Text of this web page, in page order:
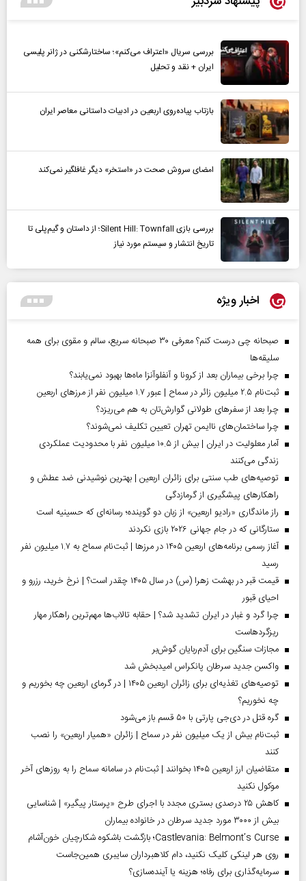
بررسی سریال «اعتراف می‌کنم»؛ ساختارشکنی در ژانر پلیسی
ایران + نقد و تحلیل
بازتاب پیاده‌روی اربعین در ادبیات داستانی معاصر ایران
امضای سروش صحت در «استخر» دیگر غافلگیر نمی‌کند
بررسی بازی Silent Hill: Townfall؛ از داستان و گیم‌پلی تا
تاریخ انتشار و سیستم مورد نیاز
اخبار ویژه
صبحانه چی درست کنم؟ معرفی ۳۰ صبحانه سریع، سالم و مقوی برای همه
سلیقه‌ها
چرا برخی بیماران بعد از کرونا و آنفلوآنزا ماه‌ها بهبود نمی‌یابند؟
ثبت‌نام ۲.۵ میلیون زائر در سماح | عبور ۱.۷ میلیون نفر از مرز‌های اربعین
چرا بعد از سفرهای طولانی گوارش‌تان به هم می‌ریزد؟
چرا ساختمان‌های ناایمن تهران تعیین تکلیف نمی‌شوند؟
آمار معلولیت در ایران | بیش از ۱۰.۵ میلیون نفر با محدودیت عملکردی
زندگی می‌کنند
توصیه‌های طب سنتی برای زائران اربعین | بهترین نوشیدنی ضد عطش و
راهکارهای پیشگیری از گرمازدگی
راز ماندگاری «رادیو اربعین» از زبان دو گوینده؛ رسانه‌ای که حسینیه است
ستارگانی که در جام جهانی ۲۰۲۶ بازی نکردند
آغاز رسمی برنامه‌های اربعین ۱۴۰۵ در مرز‌ها | ثبت‌نام سماح به ۱.۷ میلیون نفر
رسید
قیمت قبر در بهشت زهرا (س) در سال ۱۴۰۵ چقدر است؟ | نرخ خرید، رزرو و
احیای قبور
چرا گرد و غبار در ایران تشدید شد؟ | حقابه تالاب‌ها مهم‌ترین راهکار مهار
ریزگردهاست
مجازات سنگین برای آدم‌ربایان گوش‌بر
واکسن جدید سرطان پانکراس امیدبخش شد
توصیه‌های تغذیه‌ای برای زائران اربعین ۱۴۰۵ | در گرمای اربعین چه بخوریم و
چه نخوریم؟
گره قتل در دی‌جی پارتی با ۵۰ قسم باز می‌شود
ثبت‌نام بیش از یک میلیون نفر در سماح | زائران «همیار اربعین» را نصب
کنند
متقاضیان ارز اربعین ۱۴۰۵ بخوانند | ثبت‌نام در سامانه سماح را به روز‌های آخر
موکول نکنید
کاهش ۲۵ درصدی بستری مجدد با اجرای طرح «پرستار پیگیر» | شناسایی
بیش از ۳۰۰۰ مورد جدید سرطان در خانواده بیماران
Castlevania: Belmont’s Curse؛ بازگشت باشکوه شکارچیان خون‌آشام
روی هر لینکی کلیک نکنید، دام کلاهبرداران سایبری همین‌جاست
سرمایه‌گذاری برای رفاه؛ هزینه یا آینده‌سازی؟